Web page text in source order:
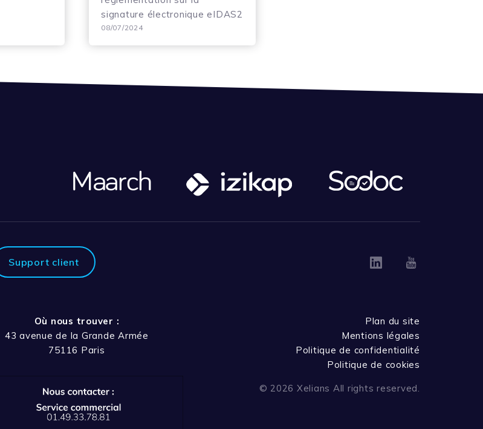
signature électronique eIDAS2
08/07/2024
Support client Linkedin
Où nous trouver :
43 avenue de la Grande Armée
75116 Paris
Plan du site
Mentions légales
Politique de confidentialité
Politique de cookies
© 2026 Xelians All rights reserved.